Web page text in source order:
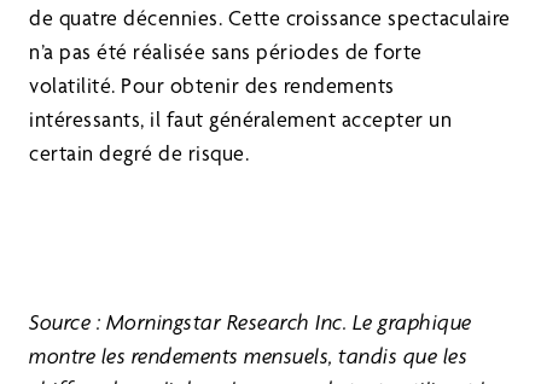
de quatre décennies. Cette croissance spectaculaire
n’a pas été réalisée sans périodes de forte
volatilité. Pour obtenir des rendements
intéressants, il faut généralement accepter un
certain degré de risque.
Source : Morningstar Research Inc. Le graphique
montre les rendements mensuels, tandis que les